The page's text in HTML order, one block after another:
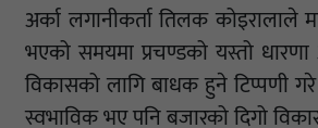
अर्का लगानीकर्ता तिलक कोइरालाले
भएको समयमा प्रचण्डको यस्तो
विकासको लागि बाधक हुने टिप्पणी
स्वभाविक भए पनि बजारको दिगो